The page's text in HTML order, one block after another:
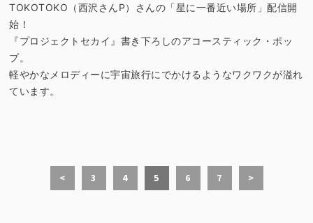
TOKOTOKO（西沢さんP）さんの「星に一番近い場所」配信開
始！
『プロジェクトセカイ』書き下ろしのアコースティック・ポッ
プ。
軽やかなメロディーに宇宙旅行にでかけるようなワクワクが溢れ
ています。
< 3 4 5 6 7 >